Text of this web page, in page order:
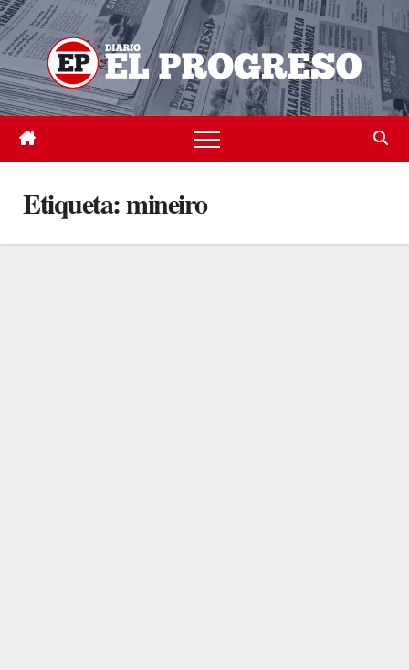
Skip
to
content
Etiqueta:mineiro